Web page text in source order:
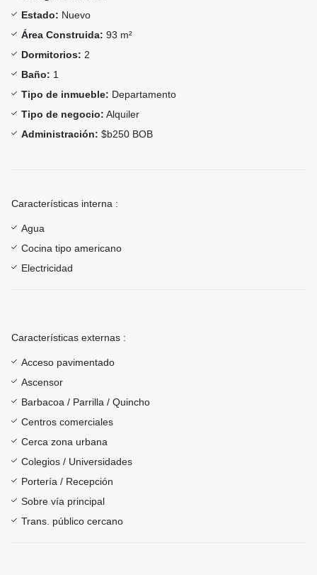
Estado: Nuevo
Área Construida: 93 m²
Dormitorios: 2
Baño: 1
Tipo de inmueble: Departamento
Tipo de negocio: Alquiler
Administración: $b250 BOB
Características interna :
Agua
Cocina tipo americano
Electricidad
Características externas :
Acceso pavimentado
Ascensor
Barbacoa / Parrilla / Quincho
Centros comerciales
Cerca zona urbana
Colegios / Universidades
Portería / Recepción
Sobre vía principal
Trans. público cercano